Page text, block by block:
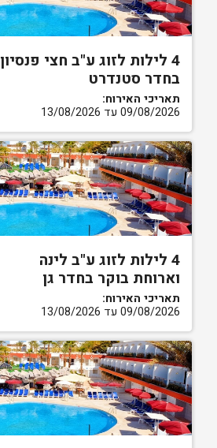
4 לילות לזוג ע"ב חצי פנסיון
בחדר סטנדרט
תאריכי האירוח:
09/08/2026 עד 13/08/2026
4 לילות לזוג ע"ב לינה
וארוחת בוקר בחדר גן
תאריכי האירוח:
09/08/2026 עד 13/08/2026